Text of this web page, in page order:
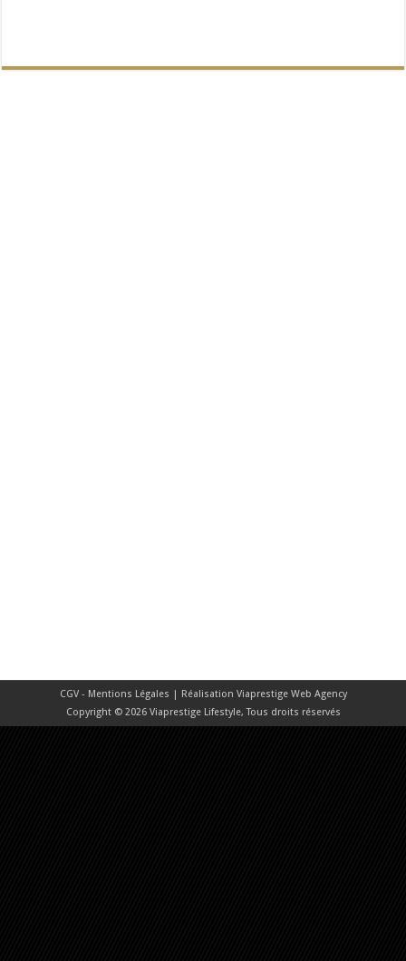
CGV - Mentions Légales | Réalisation Viaprestige Web Agency
Copyright © 2026 Viaprestige Lifestyle, Tous droits réservés